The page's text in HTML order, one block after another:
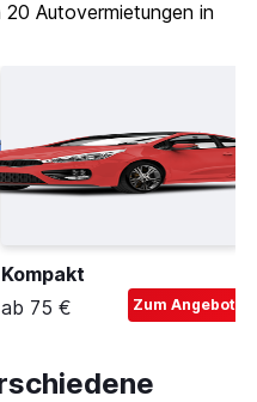
Autovermietungen in
Kompakt
ab 75 €
Zum Angebot